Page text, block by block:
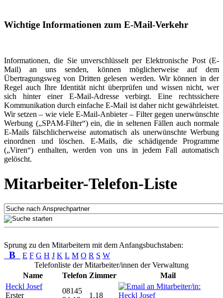
Wichtige Informationen zum E-Mail-Verkehr
Informationen, die Sie unverschlüsselt per Elektronische Post (E-
Mail) an uns senden, können möglicherweise auf dem
Übertragungsweg von Dritten gelesen werden. Wir können in der
Regel auch Ihre Identität nicht überprüfen und wissen nicht, wer
sich hinter einer E-Mail-Adresse verbirgt. Eine rechtssichere
Kommunikation durch einfache E-Mail ist daher nicht gewährleistet.
Wir setzen – wie viele E-Mail-Anbieter – Filter gegen unerwünschte
Werbung („SPAM-Filter“) ein, die in seltenen Fällen auch normale
E-Mails fälschlicherweise automatisch als unerwünschte Werbung
einordnen und löschen. E-Mails, die schädigende Programme
(„Viren“) enthalten, werden von uns in jedem Fall automatisch
gelöscht.
Mitarbeiter-Telefon-Liste
Sprung zu den Mitarbeitern mit dem Anfangsbuchstaben:
B E F G H J K L M O R S W
Telefonliste der Mitarbeiter/innen der Verwaltung
Name
Telefon Zimmer
Mail
Heckl Josef
Erster
08145
1.18